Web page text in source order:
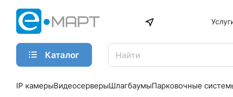
Каталог
IP камерыВидеосерверыШлагбаумыПарковочные